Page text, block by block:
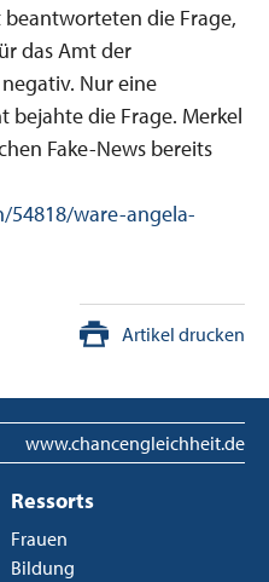
die Frage,
das Amt der
Nur eine
bejahte die Frage. Merkel
Fake-News bereits
ware-angela-
Artikel drucken
www.chancengleichheit.de
Ressorts
Frauen
Bildung